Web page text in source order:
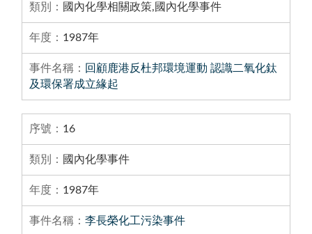
國內化學相關政策,國內化學事件
1987年
回顧鹿港反杜邦環境運動 認識二氧化鈦
及環保署成立緣起
16
國內化學事件
1987年
李長榮化工污染事件